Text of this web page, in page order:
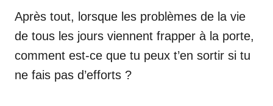
Après tout, lorsque les problèmes de la vie
de tous les jours viennent frapper à la porte,
comment est-ce que tu peux t’en sortir si tu
ne fais pas d’efforts ?